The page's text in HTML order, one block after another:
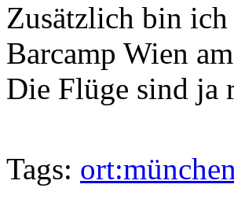
Zusätzlich bin ich
Barcamp Wien
Die Flüge sind ja
Tags: ort:münchen